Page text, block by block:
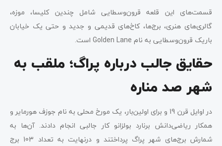
قسمت‌های این قلعه قرون‌وسطایی شامل چندین کلیسا، موزه،
گالری‌های هنری، برج‌ها، کاخ‌های قدیمی و جدید و حتی یک خیابان
باریک قرون‌وسطایی به نام Golden Lane است.
حقایق جالب درباره پراگ؛ ملقب به
شهر صد مناره
در اوایل قرن 19 و برای اولین‌بار، یک مورخ محلی به نام جوزف هورمایر و
همکار ریاضی‌دانش برنارد بولزانو کار جالبی انجام دادند. آن‌ها به
شمارش برج‌های شهر پراگ پرداختند و درنهایت به تعداد 103 برج